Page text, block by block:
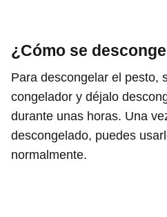
¿Cómo se
Para descongelar el pesto,
congelador y déjalo
durante unas horas. Una
descongelado, puedes
normalmente.